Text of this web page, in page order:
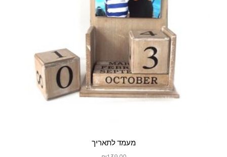
מעמד לתאריך